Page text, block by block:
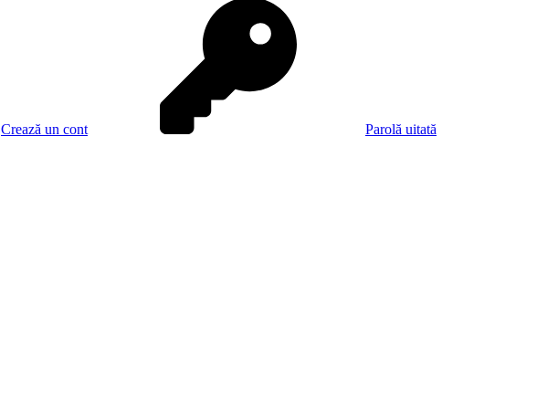
Crează un cont Parolă uitată